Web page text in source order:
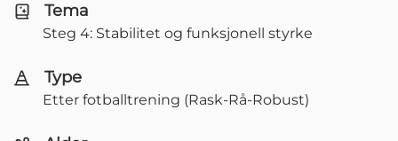
Tema
Steg 4: Stabilitet og funksjonell styrke
Type
Etter fotballtrening (Rask-Rå-Robust)